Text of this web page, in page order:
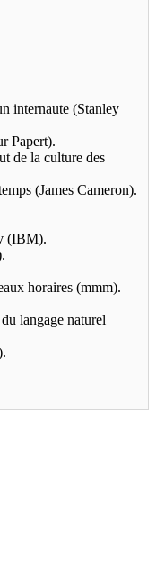
internaute (Stanley
Papert).
de la culture des
(James Cameron).
(IBM).
horaires (mmm).
langage naturel